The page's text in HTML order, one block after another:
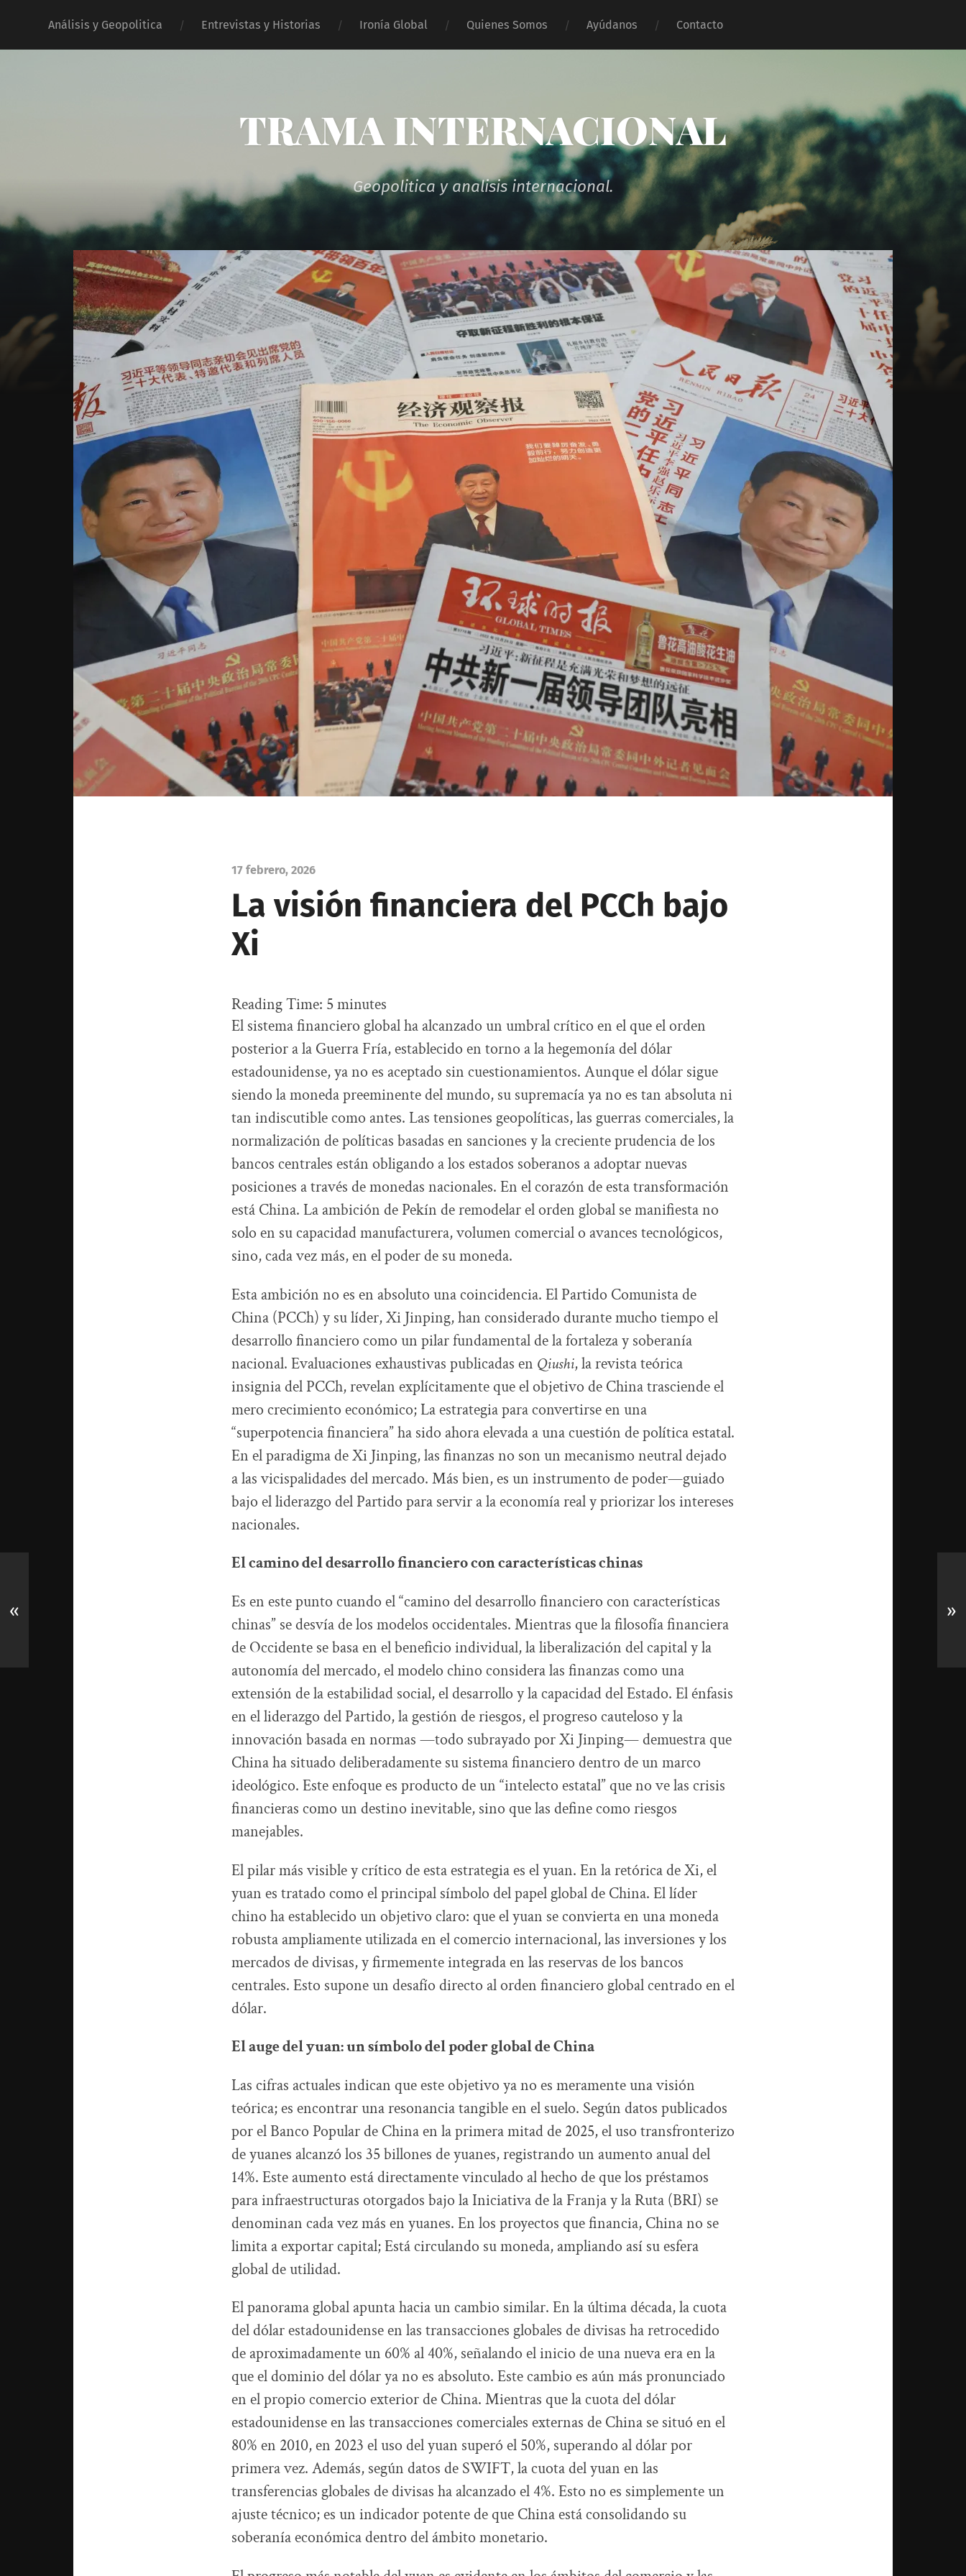
Análisis y Geopolitica Entrevistas y Historias Ironía Global Quienes Somos Ayúdanos Contacto
TRAMA INTERNACIONAL
Geopolitica y analisis internacional.
17 febrero, 2026
La visión financiera del PCCh bajo
Xi
Reading Time: 5minutes
El sistema financiero global ha alcanzado un umbral crítico en el que el orden
posterior a la Guerra Fría, establecido en torno a la hegemonía del dólar
estadounidense, ya no es aceptado sin cuestionamientos. Aunque el dólar sigue
siendo la moneda preeminente del mundo, su supremacía ya no es tan absoluta ni
tan indiscutible como antes. Las tensiones geopolíticas, las guerras comerciales, la
normalización de políticas basadas en sanciones y la creciente prudencia de los
bancos centrales están obligando a los estados soberanos a adoptar nuevas
posiciones a través de monedas nacionales. En el corazón de esta transformación
está China. La ambición de Pekín de remodelar el orden global se manifiesta no
solo en su capacidad manufacturera, volumen comercial o avances tecnológicos,
sino, cada vez más, en el poder de su moneda.
Esta ambición no es en absoluto una coincidencia. El Partido Comunista de
China (PCCh) y su líder, Xi Jinping, han considerado durante mucho tiempo el
desarrollo financiero como un pilar fundamental de la fortaleza y soberanía
nacional. Evaluaciones exhaustivas publicadas en Qiushi, la revista teórica
insignia del PCCh, revelan explícitamente que el objetivo de China trasciende el
mero crecimiento económico; La estrategia para convertirse en una
“superpotencia financiera” ha sido ahora elevada a una cuestión de política estatal.
En el paradigma de Xi Jinping, las finanzas no son un mecanismo neutral dejado
a las vicispalidades del mercado. Más bien, es un instrumento de poder—guiado
bajo el liderazgo del Partido para servir a la economía real y priorizar los intereses
nacionales.
El camino del desarrollo financiero con características chinas
Es en este punto cuando el “camino del desarrollo financiero con características
chinas” se desvía de los modelos occidentales. Mientras que la filosofía financiera
de Occidente se basa en el beneficio individual, la liberalización del capital y la
autonomía del mercado, el modelo chino considera las finanzas como una
extensión de la estabilidad social, el desarrollo y la capacidad del Estado. El énfasis
en el liderazgo del Partido, la gestión de riesgos, el progreso cauteloso y la
innovación basada en normas —todo subrayado por Xi Jinping— demuestra que
China ha situado deliberadamente su sistema financiero dentro de un marco
ideológico. Este enfoque es producto de un “intelecto estatal” que no ve las crisis
financieras como un destino inevitable, sino que las define como riesgos
manejables.
El pilar más visible y crítico de esta estrategia es el yuan. En la retórica de Xi, el
yuan es tratado como el principal símbolo del papel global de China. El líder
chino ha establecido un objetivo claro: que el yuan se convierta en una moneda
robusta ampliamente utilizada en el comercio internacional, las inversiones y los
mercados de divisas, y firmemente integrada en las reservas de los bancos
centrales. Esto supone un desafío directo al orden financiero global centrado en el
dólar.
El auge del yuan: un símbolo del poder global de China
Las cifras actuales indican que este objetivo ya no es meramente una visión
teórica; es encontrar una resonancia tangible en el suelo. Según datos publicados
por el Banco Popular de China en la primera mitad de 2025, el uso transfronterizo
de yuanes alcanzó los 35 billones de yuanes, registrando un aumento anual del
14%. Este aumento está directamente vinculado al hecho de que los préstamos
para infraestructuras otorgados bajo la Iniciativa de la Franja y la Ruta (BRI) se
denominan cada vez más en yuanes. En los proyectos que financia, China no se
limita a exportar capital; Está circulando su moneda, ampliando así su esfera
global de utilidad.
El panorama global apunta hacia un cambio similar. En la última década, la cuota
del dólar estadounidense en las transacciones globales de divisas ha retrocedido
de aproximadamente un 60% al 40%, señalando el inicio de una nueva era en la
que el dominio del dólar ya no es absoluto. Este cambio es aún más pronunciado
en el propio comercio exterior de China. Mientras que la cuota del dólar
estadounidense en las transacciones comerciales externas de China se situó en el
80% en 2010, en 2023 el uso del yuan superó el 50%, superando al dólar por
primera vez. Además, según datos de SWIFT, la cuota del yuan en las
transferencias globales de divisas ha alcanzado el 4%. Esto no es simplemente un
ajuste técnico; es un indicador potente de que China está consolidando su
soberanía económica dentro del ámbito monetario.
« »